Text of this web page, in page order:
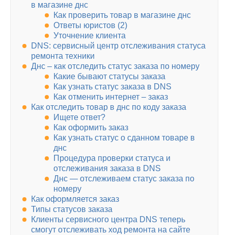
в магазине днс
Как проверить товар в магазине днс
Ответы юристов (2)
Уточнение клиента
DNS: сервисный центр отслеживания статуса
ремонта техники
Днс – как отследить статус заказа по номеру
Какие бывают статусы заказа
Как узнать статус заказа в DNS
Как отменить интернет – заказ
Как отследить товар в днс по коду заказа
Ищете ответ?
Как оформить заказ
Как узнать статус о сданном товаре в
днс
Процедура проверки статуса и
отслеживания заказа в DNS
Днс — отслеживаем статус заказа по
номеру
Как оформляется заказ
Типы статусов заказа
Клиенты сервисного центра DNS теперь
смогут отслеживать ход ремонта на сайте